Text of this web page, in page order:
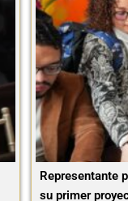
Representante
su primer